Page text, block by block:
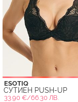
ESOTIQ
СУТИЕН PUSH-UP
33.90 €/66.30 ЛВ.